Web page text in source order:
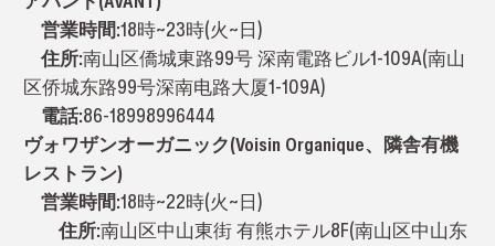
営業時間:18時~23時(火~日)
住所:南山区僑城東路99号 深南電路ビル1-109A(南山
区侨城东路99号深南电路大厦1-109A)
電話:86-18998996444
ヴォワザンオーガニック(Voisin Organique、隣舎有機
レストラン)
営業時間:18時~22時(火~日)
住所:南山区中山東街 有熊ホテル8F(南山区中山东